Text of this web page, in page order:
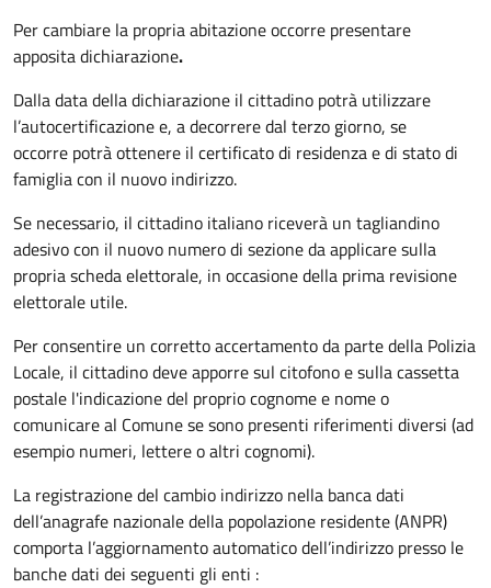
Per cambiare la propria abitazione occorre presentare
appositadichiarazione.
Dalla data della dichiarazione il cittadino potrà utilizzare
l’autocertificazione e, a decorrere dal terzo giorno, se
occorre potrà ottenere il certificato di residenza e di stato di
famiglia con il nuovo indirizzo.
Se necessario, il cittadino italiano riceverà un tagliandino
adesivo con il nuovo numero di sezione da applicare sulla
propria scheda elettorale, in occasione della prima revisione
elettorale utile.
Per consentire un corretto accertamento da parte della Polizia
Locale, il cittadino deve apporre sul citofono e sulla cassetta
postale l'indicazione del proprio cognome e nome o
comunicare al Comune se sono presenti riferimenti diversi (ad
esempio numeri, lettere o altri cognomi).
La registrazione del cambio indirizzo nella banca dati
dell’anagrafe nazionale della popolazione residente (ANPR)
comporta l’aggiornamento automatico dell’indirizzo presso le
banche dati dei seguenti gli enti :